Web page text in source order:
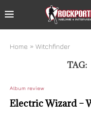
Home » Witchfinder
TAG:
Album review
Electric Wizard –